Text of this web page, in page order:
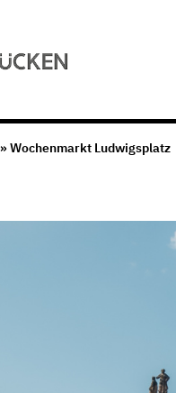
» Wochenmarkt Ludwigsplatz